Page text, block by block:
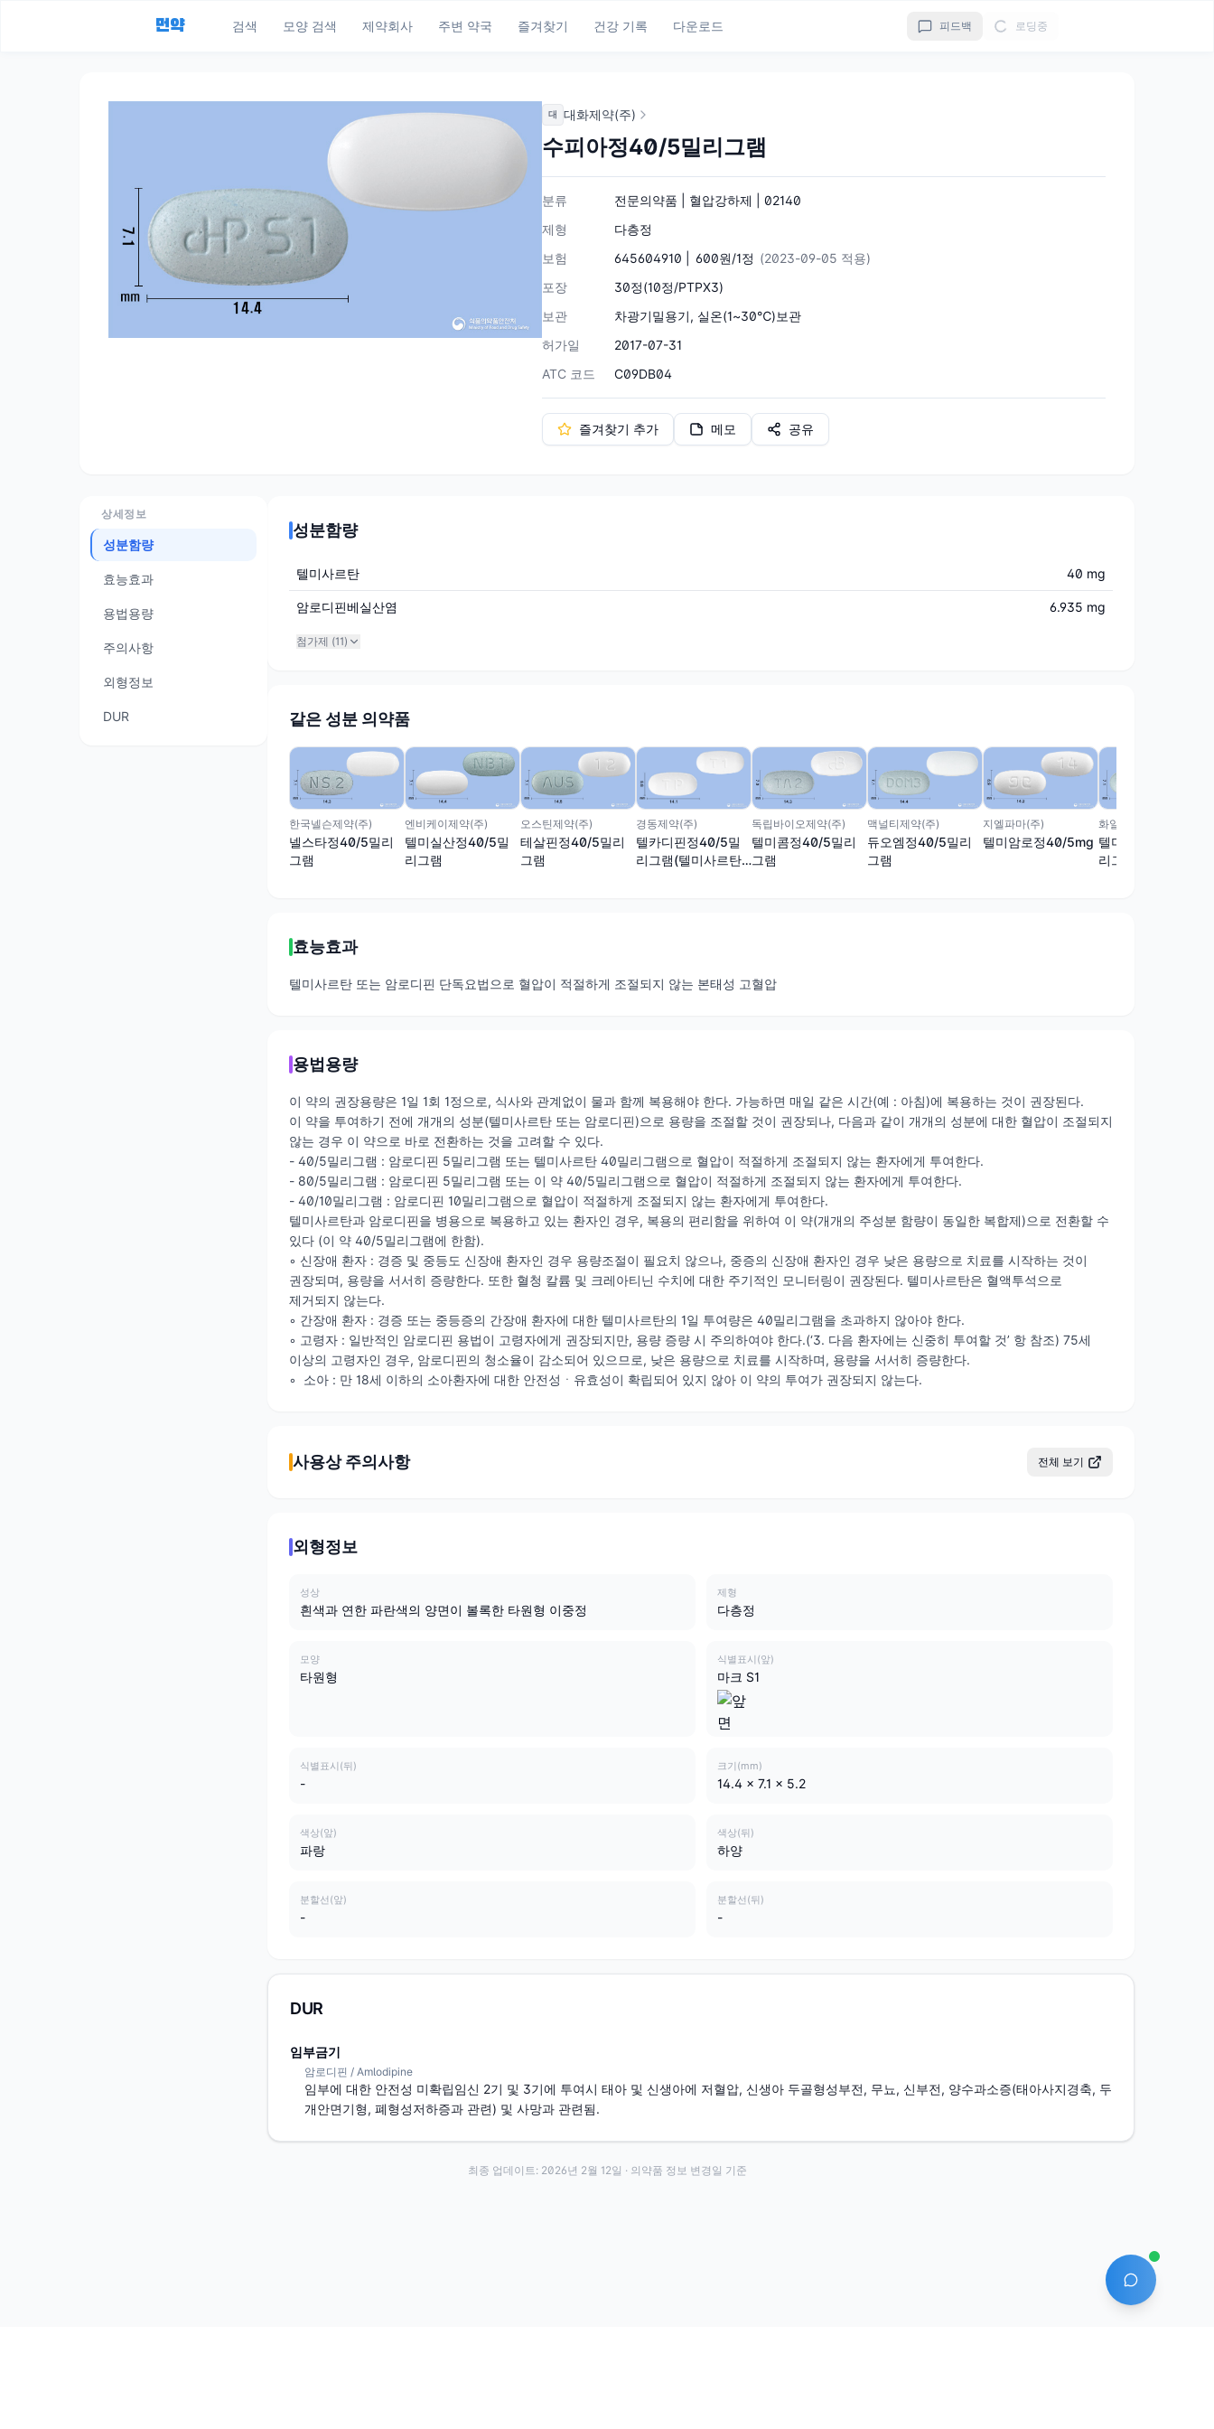
먼약 검색 모양 검색 제약회사 주변 약국 즐겨찾기 건강 기록 다운로드 피드백 로딩중
대 대화제약(주)
수피아정40/5밀리그램
분류
전문의약품 | 혈압강하제 | 02140
제형
다층정
보험
645604910 | 600원/1정 (2023-09-05 적용)
포장
30정(10정/PTPX3)
보관
차광기밀용기, 실온(1~30℃)보관
허가일
2017-07-31
ATC 코드
C09DB04
즐겨찾기 추가 메모 공유
상세정보
성분함량
효능효과
용법용량
주의사항
외형정보
DUR
성분함량
텔미사르탄 40 mg
암로디핀베실산염 6.935 mg
첨가제 (11)
같은 성분 의약품
한국넬슨제약(주)
넬스타정40/5밀리
그램
엔비케이제약(주)
텔미실산정40/5밀
리그램
오스틴제약(주)
테살핀정40/5밀리
그램
경동제약(주)
텔카디핀정40/5밀
리그램(텔미사르탄,
독립바이오제약(주)
텔미콤정40/5밀리
그램
맥널티제약(주)
듀오엠정40/5밀리
그램
지엘파마(주)
텔미암로정40/5mg
화일약품(주)
텔미르핀정40/5밀
리그램
효능효과
텔미사르탄 또는 암로디핀 단독요법으로 혈압이 적절하게 조절되지 않는 본태성 고혈압
용법용량
이 약의 권장용량은 1일 1회 1정으로, 식사와 관계없이 물과 함께 복용해야 한다. 가능하면 매일 같은 시간(예 : 아침)에 복용하는 것이 권장된다.
이 약을 투여하기 전에 개개의 성분(텔미사르탄 또는 암로디핀)으로 용량을 조절할 것이 권장되나, 다음과 같이 개개의 성분에 대한 혈압이 조절되지
않는 경우 이 약으로 바로 전환하는 것을 고려할 수 있다.
- 40/5밀리그램 : 암로디핀 5밀리그램 또는 텔미사르탄 40밀리그램으로 혈압이 적절하게 조절되지 않는 환자에게 투여한다.
- 80/5밀리그램 : 암로디핀 5밀리그램 또는 이 약 40/5밀리그램으로 혈압이 적절하게 조절되지 않는 환자에게 투여한다.
- 40/10밀리그램 : 암로디핀 10밀리그램으로 혈압이 적절하게 조절되지 않는 환자에게 투여한다.
텔미사르탄과 암로디핀을 병용으로 복용하고 있는 환자인 경우, 복용의 편리함을 위하여 이 약(개개의 주성분 함량이 동일한 복합제)으로 전환할 수
있다 (이 약 40/5밀리그램에 한함).
◦ 신장애 환자 : 경증 및 중등도 신장애 환자인 경우 용량조절이 필요치 않으나, 중증의 신장애 환자인 경우 낮은 용량으로 치료를 시작하는 것이
권장되며, 용량을 서서히 증량한다. 또한 혈청 칼륨 및 크레아티닌 수치에 대한 주기적인 모니터링이 권장된다. 텔미사르탄은 혈액투석으로
제거되지 않는다.
◦ 간장애 환자 : 경증 또는 중등증의 간장애 환자에 대한 텔미사르탄의 1일 투여량은 40밀리그램을 초과하지 않아야 한다.
◦ 고령자 : 일반적인 암로디핀 용법이 고령자에게 권장되지만, 용량 증량 시 주의하여야 한다.(‘3. 다음 환자에는 신중히 투여할 것’ 항 참조) 75세
이상의 고령자인 경우, 암로디핀의 청소율이 감소되어 있으므로, 낮은 용량으로 치료를 시작하며, 용량을 서서히 증량한다.
◦ 소아 : 만 18세 이하의 소아환자에 대한 안전성ㆍ유효성이 확립되어 있지 않아 이 약의 투여가 권장되지 않는다.
사용상 주의사항 전체 보기
외형정보
성상
흰색과 연한 파란색의 양면이 볼록한 타원형 이중정
제형
다층정
모양
타원형
식별표시(앞)
마크 S1
식별표시(뒤)
-
크기(mm)
14.4 x 7.1 x 5.2
색상(앞)
파랑
색상(뒤)
하양
분할선(앞)
-
분할선(뒤)
-
DUR
임부금기
암로디핀 / Amlodipine
임부에 대한 안전성 미확립임신 2기 및 3기에 투여시 태아 및 신생아에 저혈압, 신생아 두골형성부전, 무뇨, 신부전, 양수과소증(태아사지경축, 두
개안면기형, 폐형성저하증과 관련) 및 사망과 관련됨.
AI 에이전트
최종 업데이트: 2026년 2월 12일 · 의약품 정보 변경일 기준